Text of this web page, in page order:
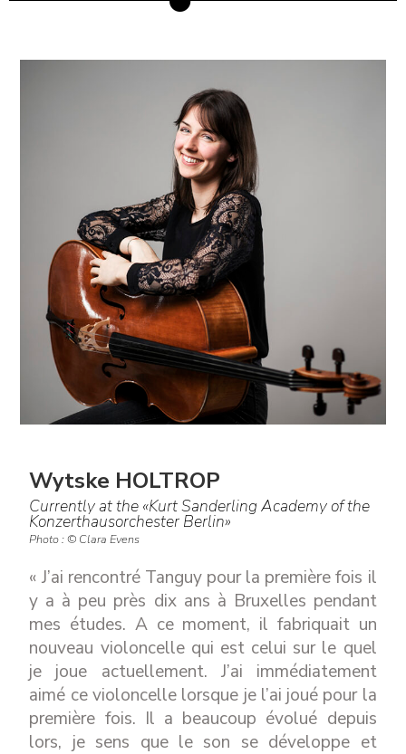
Wytske HOLTROP
Currently at the «Kurt Sanderling Academy of the
Konzerthausorchester Berlin»
Photo : © Clara Evens
« J’ai rencontré Tanguy pour la première fois il
y a à peu près dix ans à Bruxelles pendant
mes études. A ce moment, il fabriquait un
nouveau violoncelle qui est celui sur le quel
je joue actuellement. J’ai immédiatement
aimé ce violoncelle lorsque je l’ai joué pour la
première fois. Il a beaucoup évolué depuis
lors, je sens que le son se développe et